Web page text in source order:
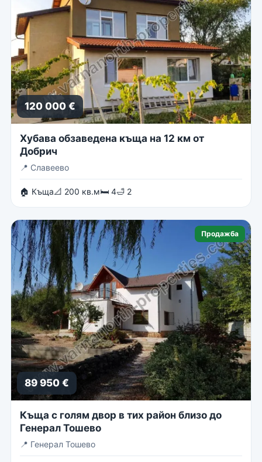
120 000 €
Хубава обзаведена къща на 12 км от
Добрич
📍 Славеево
🏠 Къща📐 200 кв.м🛏 4🛁 2
Продажба
89 950 €
Къща с голям двор в тих район близо до
Генерал Тошево
📍 Генерал Тошево